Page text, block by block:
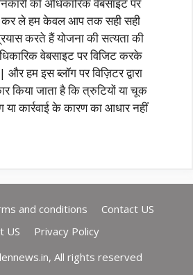
को अधिकारिक वेबसाइट पर
कर ले हम केवल आप तक सही सही
करते हैं योजना की सत्यता की
वेबसाइट पर विजिट करके
और हम इस ब्लॉग पर विज़िटर द्वारा
किया जाता है कि त्रुटियों या चूक
या कार्रवाई के कारण का आधार नहीं
and conditions
Contact US
US
Privacy Policy
All rights reserved